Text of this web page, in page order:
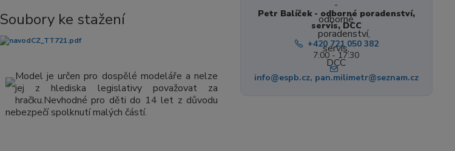
Soubory ke stažení
navodCZ_TT721.pdf
Model je určen pro dospělé modeláře a nelze
jej z hlediska legislativy považovat za
hračku.Nevhodné pro děti do 14 let z důvodu
nebezpečí spolknutí malých částí.
Petr Balíček - odborné poradenství,
servis, DCC
+420 721 050 382
7:00 - 17:30
info@espb.cz, pan.milimetr@seznam.cz